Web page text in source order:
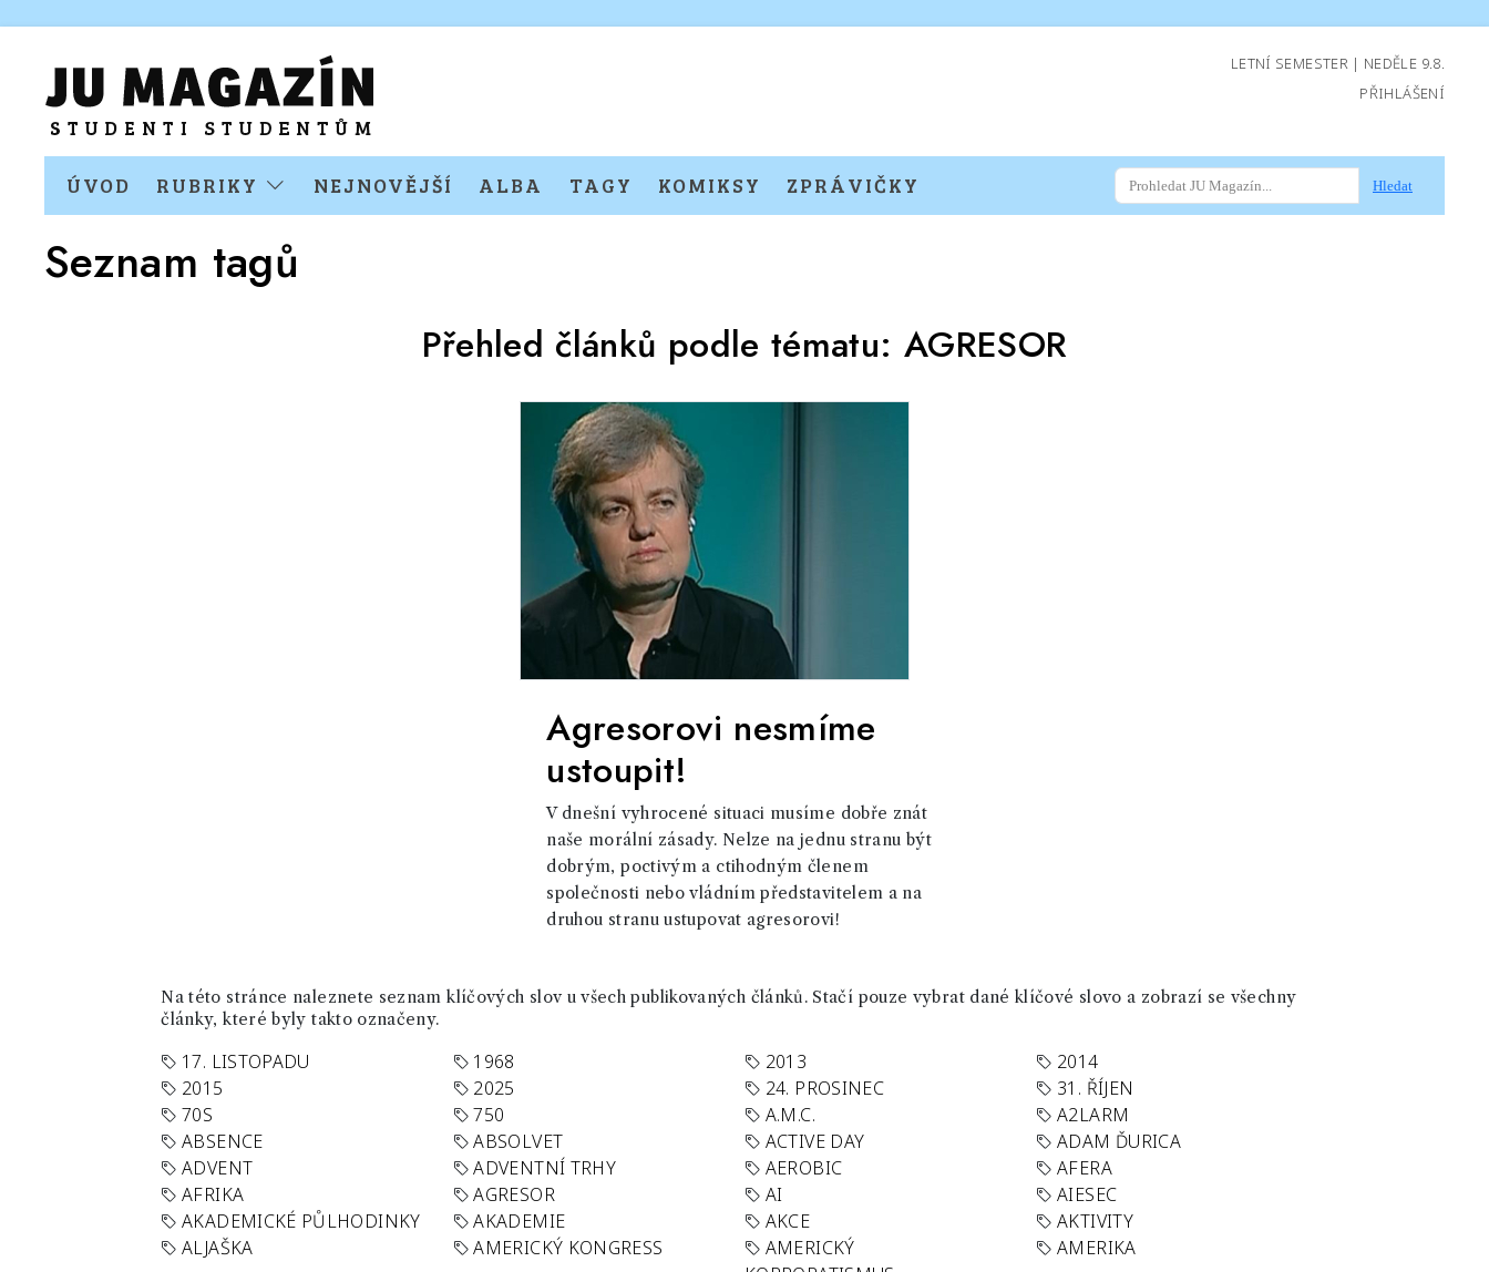
LETNÍ SEMESTER | NEDĚLE 9.8.
PŘIHLÁŠENÍ
ÚVOD RUBRIKY NEJNOVĚJŠÍ ALBA TAGY KOMIKSY ZPRÁVIČKY Hledat
Seznam tagů
Přehled článků podle tématu: AGRESOR
Agresorovi nesmíme
ustoupit!
V dnešní vyhrocené situaci musíme dobře znát
naše morální zásady. Nelze na jednu stranu být
dobrým, poctivým a ctihodným členem
společnosti nebo vládním představitelem a na
druhou stranu ustupovat agresorovi!
Na této stránce naleznete seznam klíčových slov u všech publikovaných článků. Stačí pouze vybrat dané klíčové slovo a zobrazí se všechny
články, které byly takto označeny.
17. LISTOPADU 1968 2013
2014
2015
2025 24. PROSINEC
31. ŘÍJEN
70S
750 A.M.C.
A2LARM
ABSENCE
ABSOLVET ACTIVE DAY
ADAM ĎURICA
ADVENT
ADVENTNÍ TRHY AEROBIC
AFERA
AFRIKA
AGRESOR AI
AIESEC
AKADEMICKÉ PŮLHODINKY
AKADEMIE AKCE
AKTIVITY
ALJAŠKA
AMERICKÝ KONGRESS
AMERICKÝ
AMERIKA